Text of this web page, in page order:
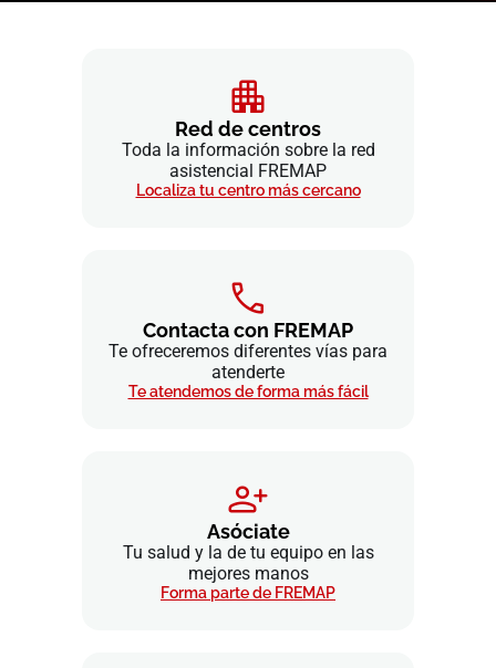
Red de centros
Toda la información sobre la red
asistencial FREMAP
Localiza tu centro más cercano
Contacta con FREMAP
Te ofreceremos diferentes vías para
atenderte
Te atendemos de forma más fácil
Asóciate
Tu salud y la de tu equipo en las
mejores manos
Forma parte de FREMAP